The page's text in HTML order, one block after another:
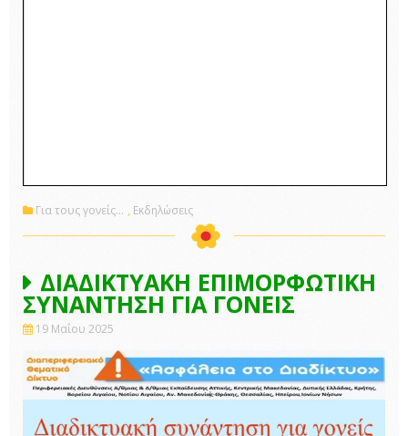
Για τους γονείς... , Εκδηλώσεις
ΔΙΑΔΙΚΤΥΑΚΗ ΕΠΙΜΟΡΦΩΤΙΚΗ
ΣΥΝΑΝΤΗΣΗ ΓΙΑ ΓΟΝΕΙΣ
19 Μαΐου 2025